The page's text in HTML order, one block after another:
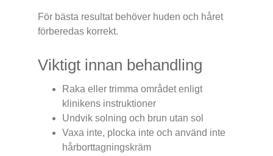
För bästa resultat behöver huden och håret
förberedas korrekt.
Viktigt innan behandling
Raka eller trimma området enligt
klinikens instruktioner
Undvik solning och brun utan sol
Vaxa inte, plocka inte och använd inte
hårborttagningskräm